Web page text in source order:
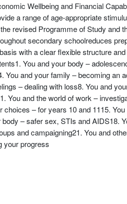
Wellbeing and Financial
a range of age-appropriate
revised Programme of Study
secondary schoolreduces
with a clear flexible structure
You and your body –
You and your family – becoming an
– dealing with loss8. You and
You and the world of work –
choices – for years 10 and 1115.
– safer sex, STIs and AIDS18.
and campaigning21. You and
your progress